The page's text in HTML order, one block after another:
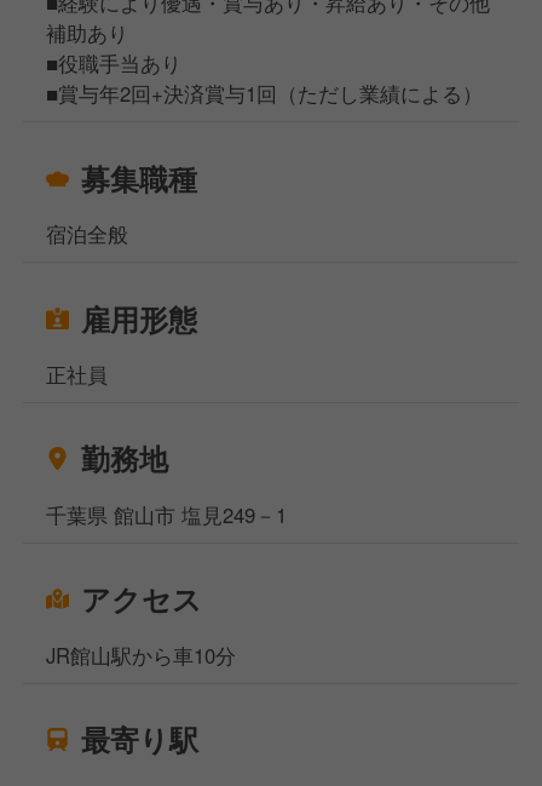
補助あり
■役職手当あり
■賞与年2回+決済賞与1回（ただし業績による）
募集職種
宿泊全般
雇用形態
正社員
勤務地
千葉県 館山市 塩見249－1
アクセス
JR館山駅から車10分
最寄り駅